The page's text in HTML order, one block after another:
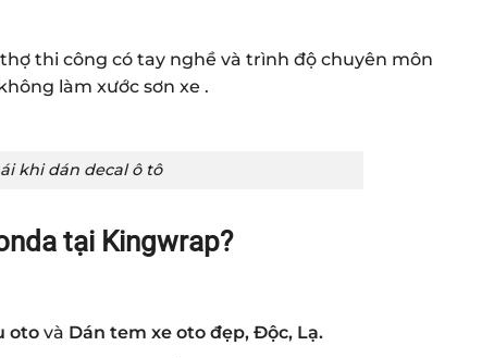
thi công có tay nghề và trình độ chuyên môn
làm xước sơn xe .
khidán decal ô tô
tại Kingwrap?
otovà Dán tem xe oto đẹp, Độc, Lạ.